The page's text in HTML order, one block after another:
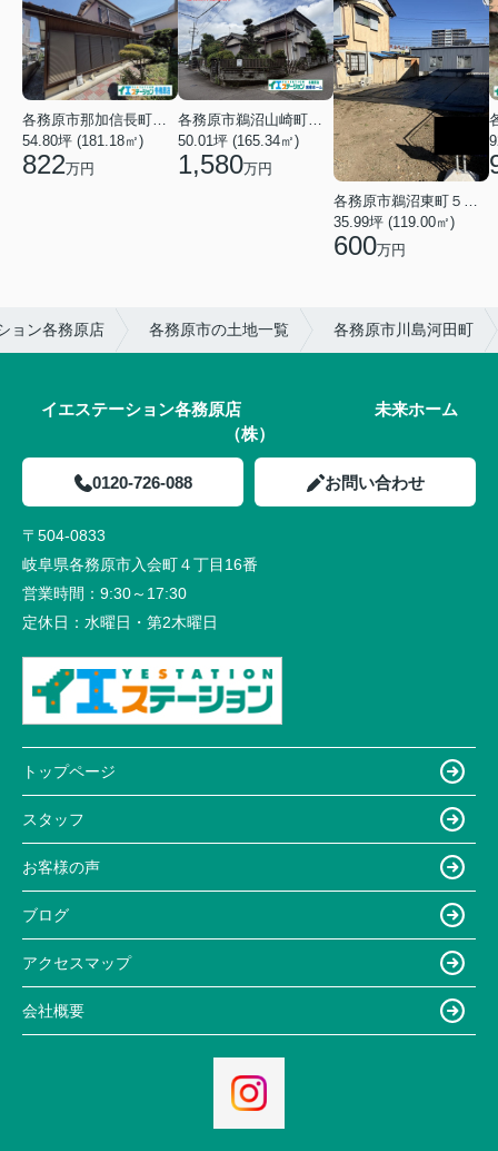
各務原市那加信長町３丁目
54.80坪 (181.18㎡)
822万円
各務原市鵜沼山崎町３丁目
50.01坪 (165.34㎡)
1,580万円
各務原市鵜沼東町５丁目
35.99坪 (119.00㎡)
600万円
ョン各務原店 各務原市の土地一覧 各務原市川島河田町
イエステーション各務原店 未来ホーム
（株）
0120-726-088 お問い合わせ
〒504-0833
岐阜県各務原市入会町４丁目16番
営業時間： 9:30～17:30
定休日： 水曜日・第2木曜日
トップページ
スタッフ
お客様の声
ブログ
アクセスマップ
会社概要